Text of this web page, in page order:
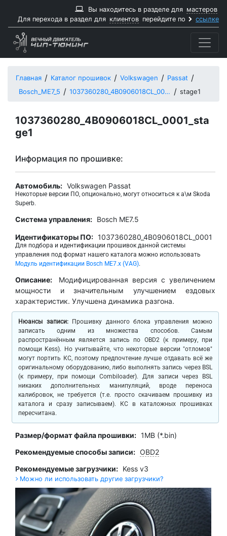
Вы находитесь в разделе для мастеров
Для перехода в раздел для клиентов перейдите по ссылке
Главная Каталог прошивок Volkswagen
Passat
Bosch_ME7_5
1037360280_4B0906018CL_0001 stage1
1037360280_4B0906018CL_0001_sta
ge1
Информация по прошивке:
Автомобиль: Volkswagen Passat
Некоторые версии ПО, опционально, могут относиться к а\м Skoda
Superb.
Система управления: Bosch ME7.5
Идентификаторы ПО: 1037360280_4B0906018CL_0001
Для подбора и идентификации прошивок данной системы
управления под формат нашего каталога можно использовать
Модуль идентификации Bosch ME7.x (VAG).
Описание:
Модифицированная версия с увеличением
мощности и значительным улучшением ездовых
характеристик. Улучшена динамика разгона.
Нюансы записи:Прошивку данного блока управления можно
записать одним из множества способов. Самым
распространённым является запись по OBD2 (к примеру, при
помощи Kess). Но учитывайте, что некоторые версии "отломов"
могут портить КС, поэтому предпочтение лучше отдавать всё же
оригинальному оборудованию, либо выполнять запись через BSL
(к примеру, при помощи Combiloader). Для записи через BSL
никаких дополнительных манипуляций, вроде переноса
калибровок, не требуется (т.е. просто скачиваем прошивку из
каталога и сразу записываем). КС в каталожных прошивках
пересчитана.
Размер/формат файла прошивки: 1MB (*.bin)
Рекомендуемые способы записи: OBD2
Рекомендуемые загрузчики: Kess v3
Можно ли использовать другие загрузчики?